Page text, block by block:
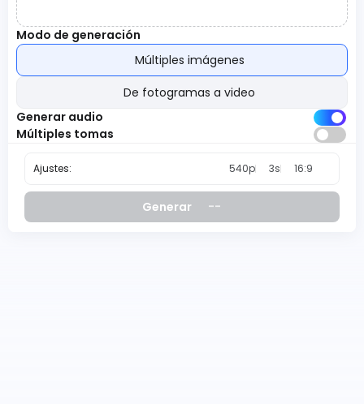
Modo de generación
Múltiples imágenes
De fotogramas a video
Generar audio
Múltiples tomas
Ajustes: 540p 3s 16:9
Generar --